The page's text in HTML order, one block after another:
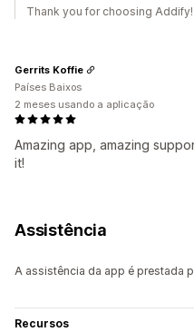
Thank you for choosing Addify!
Amazing app, amazing
it!
Gerrits Koffie
Países Baixos
2 meses usando a aplicação
Assistência
A assistência da app é prestada
Recursos